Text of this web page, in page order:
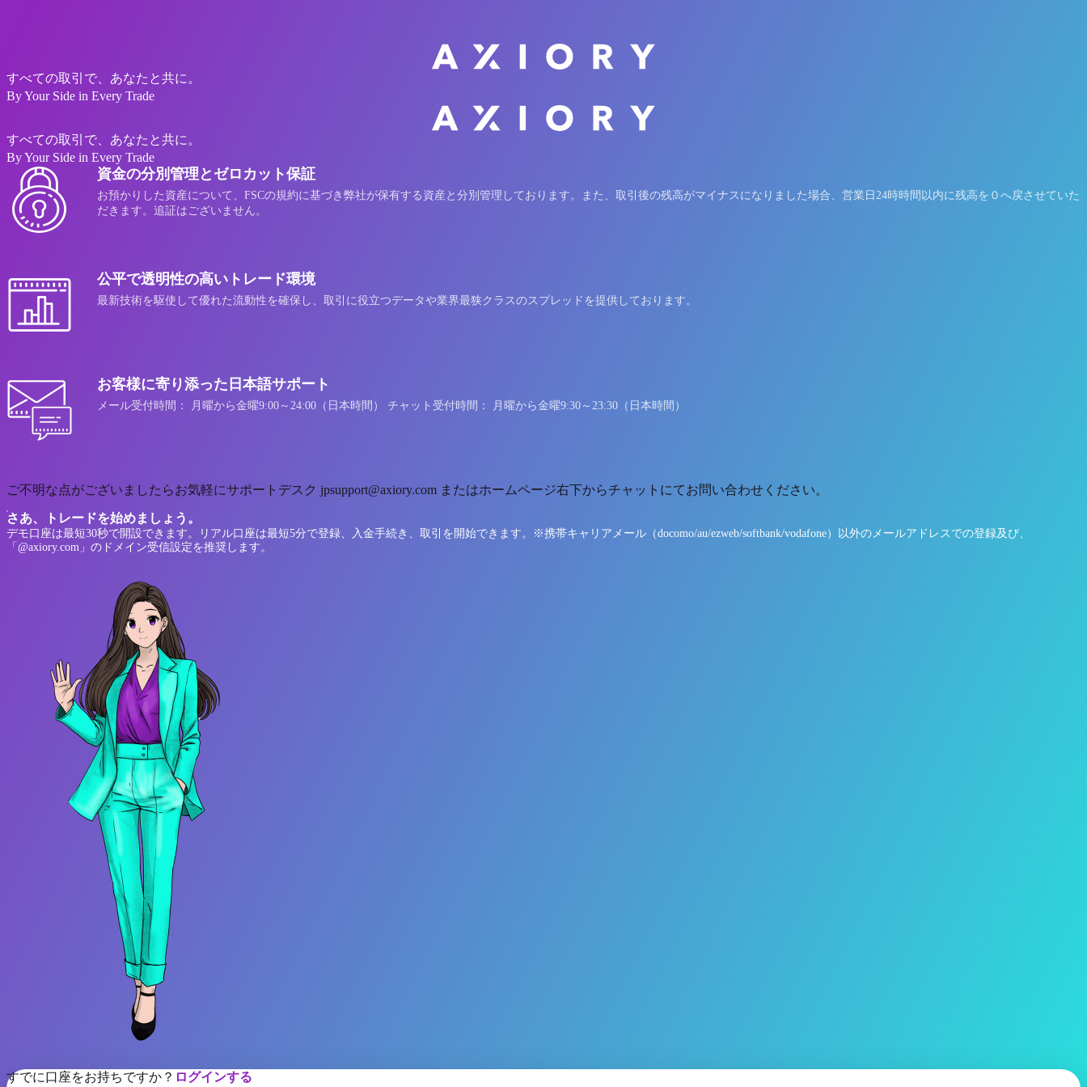
すべての取引で、あなたと共に。
By Your Side in Every Trade
すべての取引で、あなたと共に。
By Your Side in Every Trade
資金の分別管理とゼロカット保証
お預かりした資産について、FSCの規約に基づき弊社が保有する資産と分別管理しております。また、取引後の残高がマイナスになりました場合、営業日24時時間以内に残高を０へ戻させていた
だきます。追証はございません。
公平で透明性の高いトレード環境
最新技術を駆使して優れた流動性を確保し、取引に役立つデータや業界最狭クラスのスプレッドを提供しております。
お客様に寄り添った日本語サポート
メール受付時間： 月曜から金曜9:00～24:00（日本時間） チャット受付時間： 月曜から金曜9:30～23:30（日本時間）
ご不明な点がございましたらお気軽にサポートデスク jpsupport@axiory.com またはホームページ右下からチャットにてお問い合わせください。
さあ、トレードを始めましょう。
デモ口座は最短30秒で開設できます。リアル口座は最短5分で登録、入金手続き、取引を開始できます。※携帯キャリアメール（docomo/au/ezweb/softbank/vodafone）以外のメールアドレスでの登録及び、
「@axiory.com」のドメイン受信設定を推奨します。
すでに口座をお持ちですか？ ログインする